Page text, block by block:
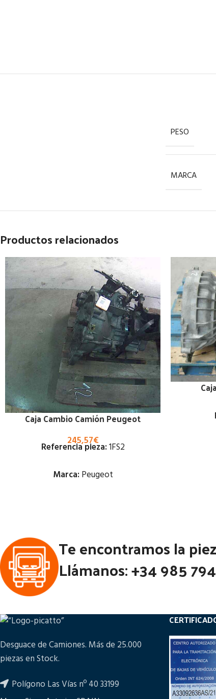
PESO
MARCA
Productos relacionados
Caja Cambio Camión Peugeot
245,57€
Referencia pieza:1FS2
Marca: Peugeot
Notas:[VP]PEUGEOT BOXER 1.9 -
80CV | 01.94 - 12.10
Código Pieza:
Te encontramos la
Llámanos: +34 985
Desguace de Camiones. Más de 25.000
piezas en Stock.
Polígono Las Vías nº 40 33199